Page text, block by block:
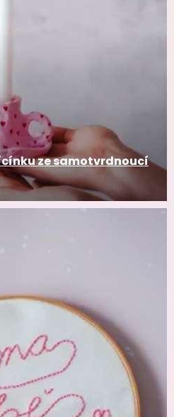
ze samotvrdnoucí